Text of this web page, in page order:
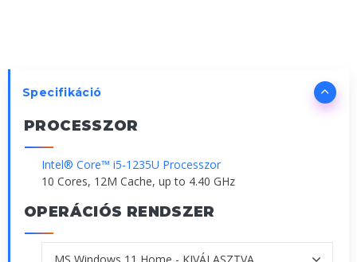
Specifikáció
PROCESSZOR
Intel® Core™ i5-1235U Processzor
10 Cores, 12M Cache, up to 4.40 GHz
OPERÁCIÓS RENDSZER